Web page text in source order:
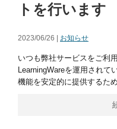
トを行います
2023/06/26 | お知らせ
いつも弊社サービスをご利
LearningWareを運用されて
機能を安定的に提供するた